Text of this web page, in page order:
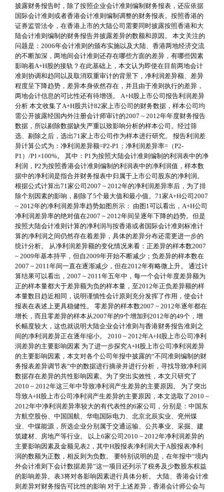
披露财务报告时，除了按照企业会计准则编制财务报表，还应依据
国际会计准则或者香港会计准则编制调整的财务报表。按照香港的
证券监管法令，在香港上市的大陆公司需要同时披露按照香港和大
陆会计准则编制的财务报告并披露差异的数额和原因。 本文关注的
问题是：2006年会计准则的颁布实施以及大陆、香港两地经济交流
的不断加深，两地间会计准则还存在哪些方面的差异，有哪些因素
影响着A+H股的接轨？在此基础上，本文认为即使在目前两地会计
准则协调和趋同以及取消双重审计的背景下，净利润差异额、差异
程度呈下降趋势，差异本身依然存在，并且由于准则执行的差异，
两地会计信息的可比性还有待增强。 A+H股上市公司报告利润差异
分析 本文收集了A+H股共计82家上市公司的财务数据，样本公司均
需公开披露经国内外注册会计师审计的2007 ~ 2012年年度财务报告
数据，所以剔除数据缺失严重以致影响分析的样本公司。经过筛
选、剔除之后，选出71家上市公司作为样本进行研究。 报告利润差
异计算公式为：净利润差异额=P2-P1；净利润差异率=（P2-
P1）/P1×100%。 其中：P1为按照大陆会计准则编制的利润表中的净
利润，P2为按照香港会计准则编制的利润表中的净利润值，样本数
据中的净利润是指合并财务报表中归属于上市公司股东的净利润。
根据公式计算出71家公司2007 ~ 2012年的净利润差异率后，为了排
除个别因素的影响，剔除了5个最大值和最小值。71家A+H公司2007
~ 2012年的净利润差异率趋势如图所示： 由图1可以看出，A+H公司
净利润差异率的绝对值在2007 ~ 2012年间呈逐年下降的趋势。但是
按照大陆会计准则计算的净利润与按香港或者国际会计准则标准计
算的净利润之间仍然存在着差异，具体的差异分布还需更进一步的
统计分析。 从净利润差异额的变化情况来看：正差异的样本数2007
~ 2009年基本持平，但自2009年开始不断减少；负差异的样本数在
2007 ~ 2011年间一直在逐渐减少，但在2012年有略微上升。 通过计
算结果可以看出，2007 ~ 2011年五年中，每一个会计年度差异额为
正的样本量都大于差异额为负的样本量，至2012年正负差异额的样
本量数目趋近相同，说明谨慎性会计原则充分发挥了作用，使会计
报表在表述上更具稳健性。 零差异的样本数2007 ~ 2012年逐年都在
增长，而且零差异的样本从2007年的9个增加到2012年的49个，增
长幅度较大，这也就说明大陆企业会计准则与香港财务报告准则之
间的净利润差异正在逐年缩小。 2010 ~ 2012年A+H股上市公司净利
润差异的主要影响因素 为了进一步探究A+H股上市公司净利润差异
的主要影响因素，本文对各个公司年报中披露的“不同准则编制的财
务报表差异调节表”中的数据进行摘录并进行分析，寻找导致净利润
数据存在差异的共性影响因素。为了突出实效性，本文只研究了
2010 ~ 2012年这三年中导致净利润产生差异的主要原因。 为了突出
导致A+H股上市公司净利润产生差异的主要原因，本文选取了2010 ~
2012年中净利润差异率较大的有代表性的6家公司，分别是：中国东
方航空股份、中国国航、华电国际电力、北京北辰实业、兖州煤
业、中煤能源，所选企业分别属于交通运输、公共事业、采掘、建
筑建材、房地产等行业。 以上6家公司2010 ~ 2012年净利润差异的
主要影响因素及金额见表2，其中H股报表净利润大于A股报表净利
润的数额为正数，相反则为负数。 要特别说明的是，在年报中“境内
外会计准则下会计数据差异”这一项目还列示了税务及少数股东权益
的影响差异。表3将对各影响因素进行具体分析。 大陆、香港会计准
则差异对财务报告可比性的影响 对于上述差异，香港会计师公会与